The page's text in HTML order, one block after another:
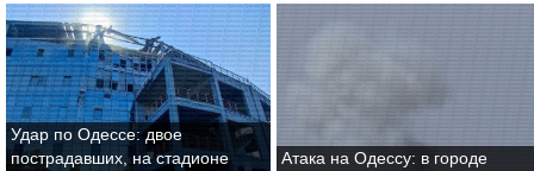
Удар по Одессе: двое
пострадавших, на стадионе
Атака на Одессу: в городе